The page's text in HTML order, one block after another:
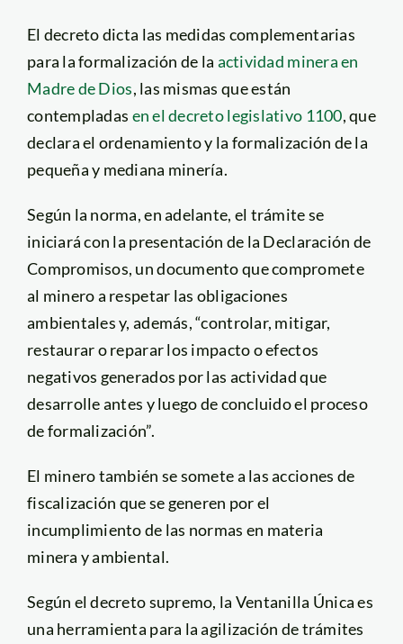
El decreto dicta las medidas complementarias
para la formalización de la actividad minera en
Madre de Dios, las mismas que están
contempladas en el decreto legislativo 1100, que
declara el ordenamiento y la formalización de la
pequeña y mediana minería.
Según la norma, en adelante, el trámite se
iniciará con la presentación de la Declaración de
Compromisos, un documento que compromete
al minero a respetar las obligaciones
ambientales y, además, “controlar, mitigar,
restaurar o reparar los impacto o efectos
negativos generados por las actividad que
desarrolle antes y luego de concluido el proceso
de formalización”.
El minero también se somete a las acciones de
fiscalización que se generen por el
incumplimiento de las normas en materia
minera y ambiental.
Según el decreto supremo, la Ventanilla Única es
una herramienta para la agilización de trámites